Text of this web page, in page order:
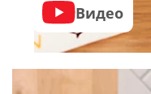
Видео